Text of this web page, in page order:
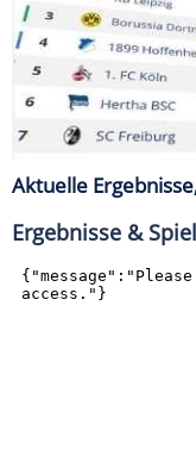
Aktuelle
Ergebnisse &